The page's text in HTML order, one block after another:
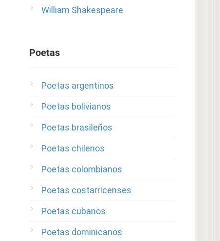
William Shakespeare
Poetas
Poetas argentinos
Poetas bolivianos
Poetas brasileños
Poetas chilenos
Poetas colombianos
Poetas costarricenses
Poetas cubanos
Poetas dominicanos